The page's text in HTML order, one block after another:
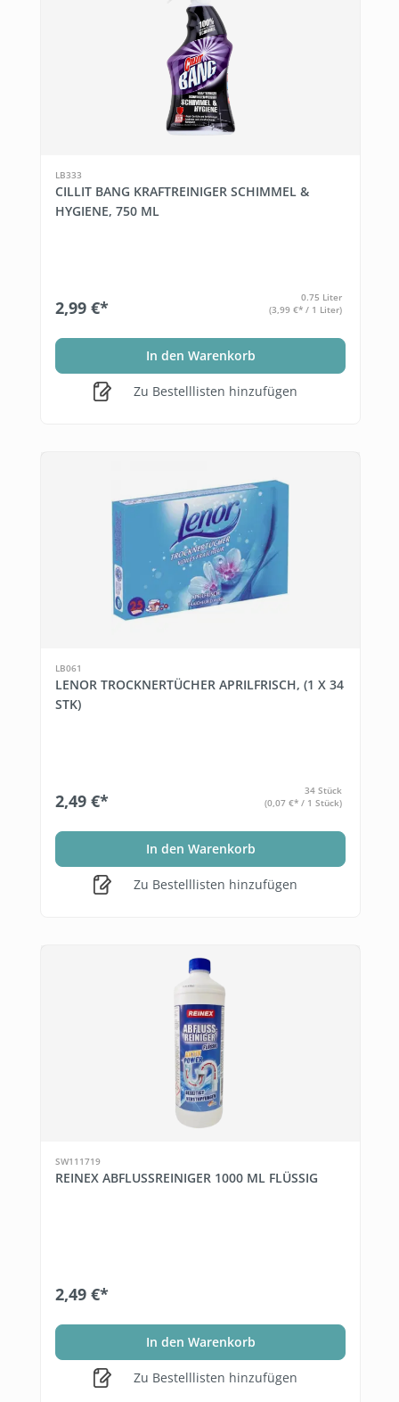
LB333
CILLIT BANG KRAFTREINIGER SCHIMMEL &
HYGIENE, 750 ML
2,99 €*
0.75 Liter
(3,99 €* / 1 Liter)
In den Warenkorb
Zu Bestelllisten hinzufügen
LB061
LENOR TROCKNERTÜCHER APRILFRISCH, (1 X 34
STK)
2,49 €*
34 Stück
(0,07 €* / 1 Stück)
In den Warenkorb
Zu Bestelllisten hinzufügen
SW111719
REINEX ABFLUSSREINIGER 1000 ML FLÜSSIG
2,49 €*
In den Warenkorb
Zu Bestelllisten hinzufügen